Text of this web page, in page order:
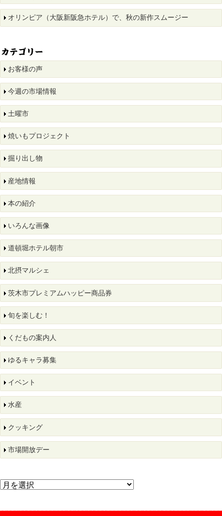
オリンピア（大阪新阪急ホテル）で、秋の新作スムージー
お客様の声
今週の市場情報
土曜市
焼いもプロジェクト
掘り出し物
産地情報
本の紹介
いろんな画像
道頓堀ホテル朝市
北摂マルシェ
茨木市プレミアムハッピー商品券
旬を楽しむ！
くだもの案内人
ゆるキャラ募集
イベント
水産
クッキング
市場開放デー